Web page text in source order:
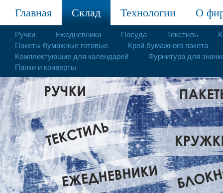
Главная Склад Технологии О
Ручки Ежедневники Посуда Текстиль
Пакеты бумажные готовые
Крой бумажного пакета
Комплектующие для календарей
Фурнитура для
Папки и конверты